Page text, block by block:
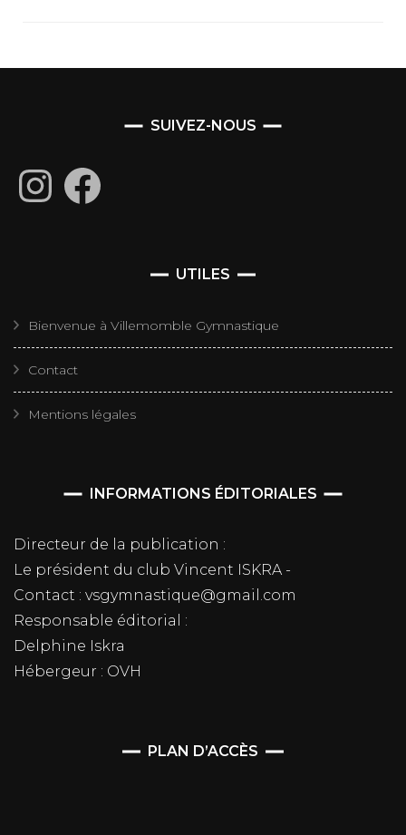
SUIVEZ-NOUS
InstagramFacebook
UTILES
Bienvenue à Villemomble Gymnastique
Contact
Mentions légales
INFORMATIONS ÉDITORIALES
Directeur de la publication :
Le président du club Vincent ISKRA -
Contact : vsgymnastique@gmail.com
Responsable éditorial :
Delphine Iskra
Hébergeur : OVH
PLAN D’ACCÈS